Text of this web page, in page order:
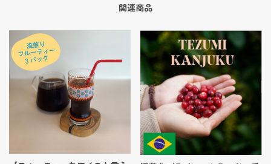
関連商品